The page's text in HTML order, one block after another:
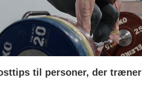
til personer, der træner